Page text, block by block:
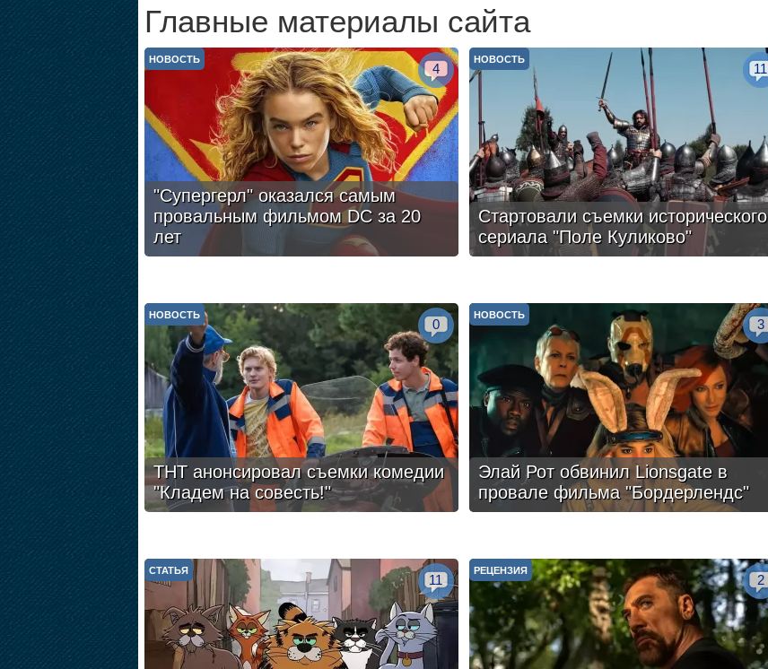
Главные материалы сайта
"Супергерл" оказался самым
провальным фильмом DC за 20
лет
НОВОСТЬ
4
Стартовали съемки исторического
сериала "Поле Куликово"
НОВОСТЬ
11
ТНТ анонсировал съемки комедии
"Кладем на совесть!"
НОВОСТЬ
0
Элай Рот обвинил Lionsgate в
провале фильма "Бордерлендс"
НОВОСТЬ
3
СТАТЬЯ
11
РЕЦЕНЗИЯ
2